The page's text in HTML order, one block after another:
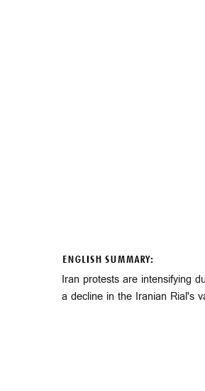
ENGLISH SUMMARY:
Iran protests are intensifying
a decline in the Iranian Rial's